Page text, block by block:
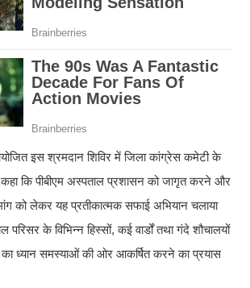
इस श्रमदान शिविर में जिला कांग्रेस कमेटी के
कि पीबीएम अस्पताल प्रशासन को जागृत करने और
को लेकर यह प्रतीकात्मक सफाई अभियान चलाया
परिसर के विभिन्न हिस्सों, कई वार्डों तथा गंदे शौचालयों
ध्यान समस्याओं की ओर आकर्षित करने का प्रयास